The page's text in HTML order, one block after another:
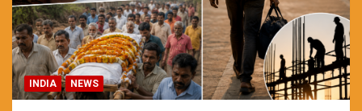
INDIA NEWS